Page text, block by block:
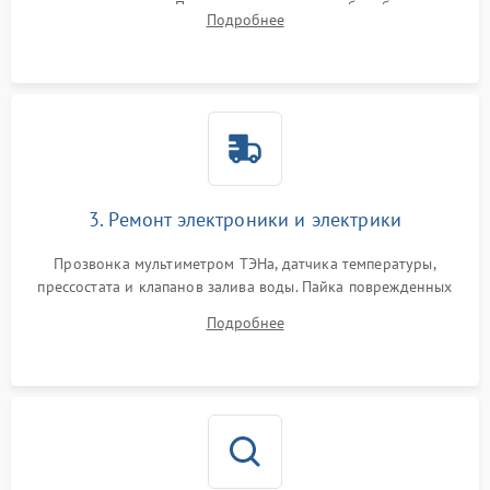
амортизаторов. Проверка подшипников барабана и
крестовины на износ, а манжеты люка на разрывы.
Подробнее
3. Ремонт электроники и электрики
Прозвонка мультиметром ТЭНа, датчика температуры,
прессостата и клапанов залива воды. Пайка поврежденных
Восстановление целостности проводки и контактов.
Подробнее